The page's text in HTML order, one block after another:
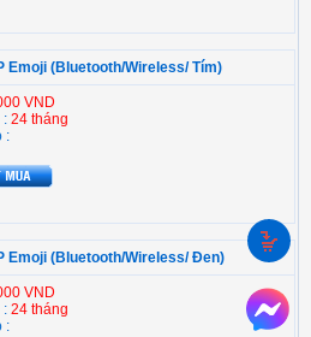
Emoji (Bluetooth/Wireless/ Tím)
VND
: 24 tháng
:
Emoji (Bluetooth/Wireless/ Đen)
VND
: 24 tháng
: